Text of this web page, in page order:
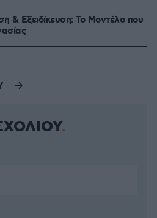
& Εξειδίκευση: Το Mοντέλο που